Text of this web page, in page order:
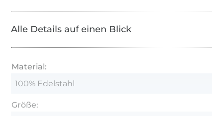
Alle Details auf einen Blick
Material:
100% Edelstahl
Größe: